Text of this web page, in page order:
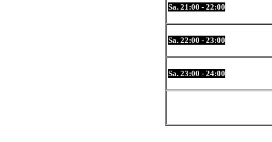
Sa. 21:00 - 22:00
Sa. 22:00 - 23:00
Sa. 23:00 - 24:00